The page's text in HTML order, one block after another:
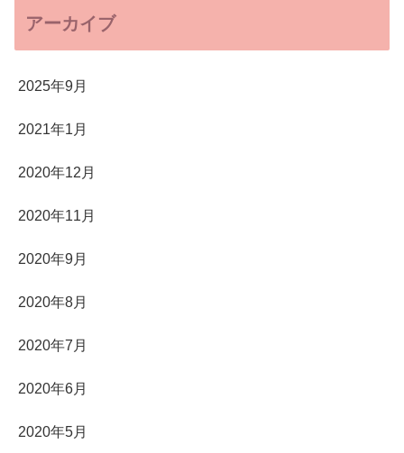
アーカイブ
2025年9月
2021年1月
2020年12月
2020年11月
2020年9月
2020年8月
2020年7月
2020年6月
2020年5月